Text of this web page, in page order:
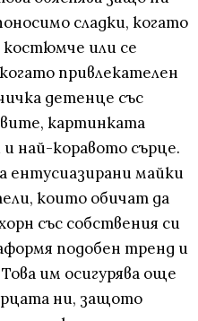
сладки, когато
костюмче или се
привлекателен
детенце със
картинката
най-коравото сърце.
ентусиазирани майки
които обичат да
със собствения си
подобен тренд и
им осигурява още
ни, защото